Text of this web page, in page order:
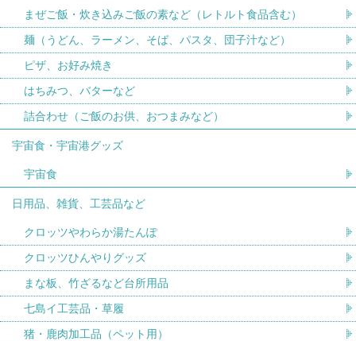
まぜご飯・炊き込みご飯の素など（レトルト食品含む）
麺（うどん、ラーメン、そば、パスタ、団子汁など）
ピザ、お好み焼き
はちみつ、バターなど
詰合わせ（ご飯のお供、おつまみなど）
宇宙食・宇宙港グッズ
宇宙食
日用品、雑貨、工芸品など
クロッツやわらか湯たんぽ
クロッツひんやりグッズ
まな板、竹ざるなど台所用品
七島イ工芸品・草履
猪・鹿肉加工品（ペット用）